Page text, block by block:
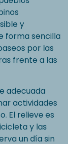
y
forma sencilla
por las
frente a las
adecuada
actividades
El relieve es
y las
un día sin